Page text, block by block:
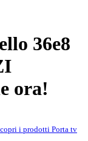
36e8
ora!